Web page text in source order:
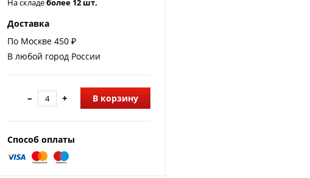
Доставка
По Москве 450 ₽
В любой город России
– + В корзину
Способ оплаты